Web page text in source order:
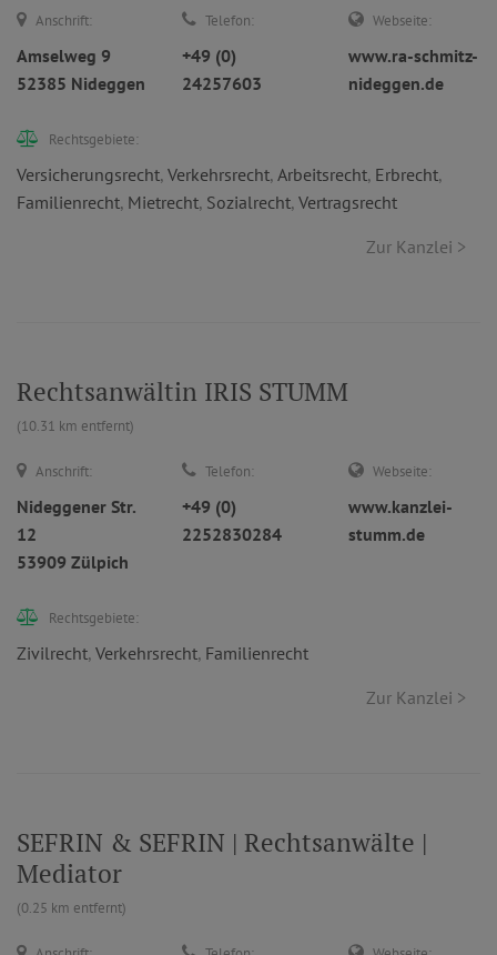
Anschrift:
Amselweg 9
52385 Nideggen
Telefon:
+49 (0)
24257603
Webseite:
www.ra-schmitz-
nideggen.de
Rechtsgebiete:
Versicherungsrecht, Verkehrsrecht, Arbeitsrecht, Erbrecht,
Familienrecht, Mietrecht, Sozialrecht, Vertragsrecht
Zur Kanzlei >
Rechtsanwältin IRIS STUMM
(10.31 km entfernt)
Anschrift:
Nideggener Str.
12
53909 Zülpich
Telefon:
+49 (0)
2252830284
Webseite:
www.kanzlei-
stumm.de
Rechtsgebiete:
Zivilrecht, Verkehrsrecht, Familienrecht
Zur Kanzlei >
SEFRIN & SEFRIN | Rechtsanwälte |
Mediator
(0.25 km entfernt)